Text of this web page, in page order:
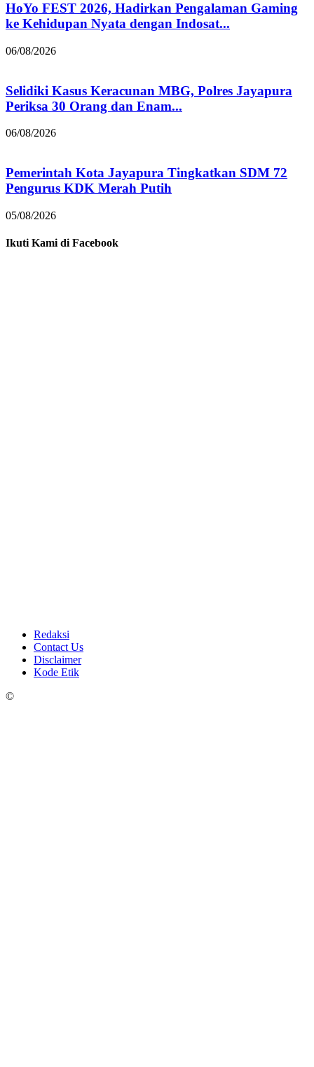
HoYo FEST 2026, Hadirkan Pengalaman Gaming
ke Kehidupan Nyata dengan Indosat...
06/08/2026
Selidiki Kasus Keracunan MBG, Polres Jayapura
Periksa 30 Orang dan Enam...
06/08/2026
Pemerintah Kota Jayapura Tingkatkan SDM 72
Pengurus KDK Merah Putih
05/08/2026
Ikuti Kami di Facebook
Redaksi
Contact Us
Disclaimer
Kode Etik
©